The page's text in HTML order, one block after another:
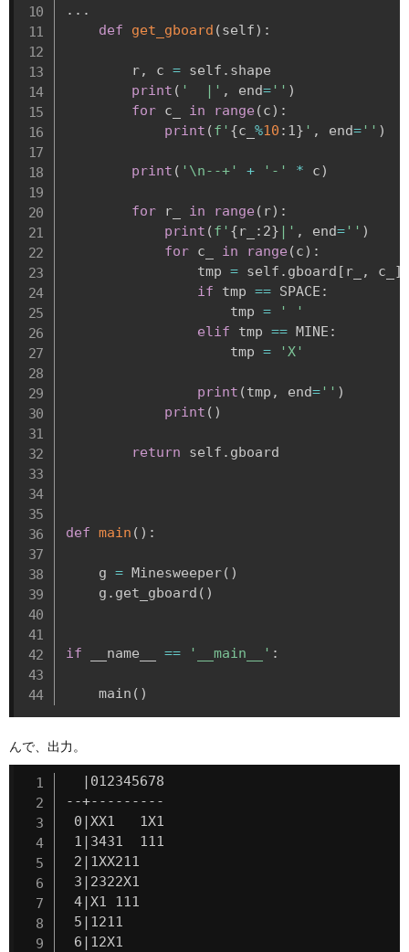
. . .
def
get_gboard (self) :
        r
, c = self . shape
print ( '  |' , end= '' )
for c_ in range (c) :
print (f' {c_ %10 : 1} ' , end= '' )
print ( '\n--+' + '-' * c)
for r_ in range ( r) :
print (f' {r_ : 2} |' , end= '' )
for c_ in range (c) :
                tmp
= self . gboard [ r_ , c_
]
if tmp == SPACE :
                    tmp
=
' '
elif tmp == MINE :
                    tmp
= 'X'
print (tmp , end= '' )
print ( )
return self . gboard
def main ( ) :
    g
= Minesweeper( )
    g
. get_gboard ( )
if __name__ == '__main__' :
    main
( )
んで、出力。
  |012345678
--+---------
0|XX1   1X1
1|3431  111
2|1XX211
3|2322X1
4|X1 111
5|1211
6|12X1